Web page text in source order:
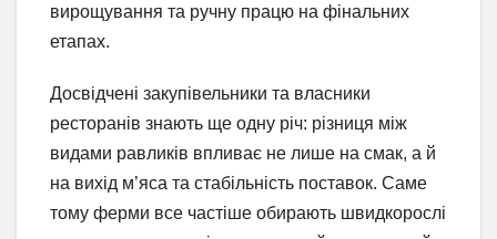
вирощування та ручну працю на фінальних
етапах.
Досвідчені закупівельники та власники
ресторанів знають ще одну річ: різниця між
видами равликів впливає не лише на смак, а й
на вихід м’яса та стабільність поставок. Саме
тому ферми все частіше обирають швидкорослі